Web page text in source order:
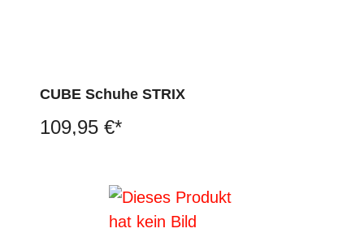
CUBE Schuhe STRIX
109,95 €*